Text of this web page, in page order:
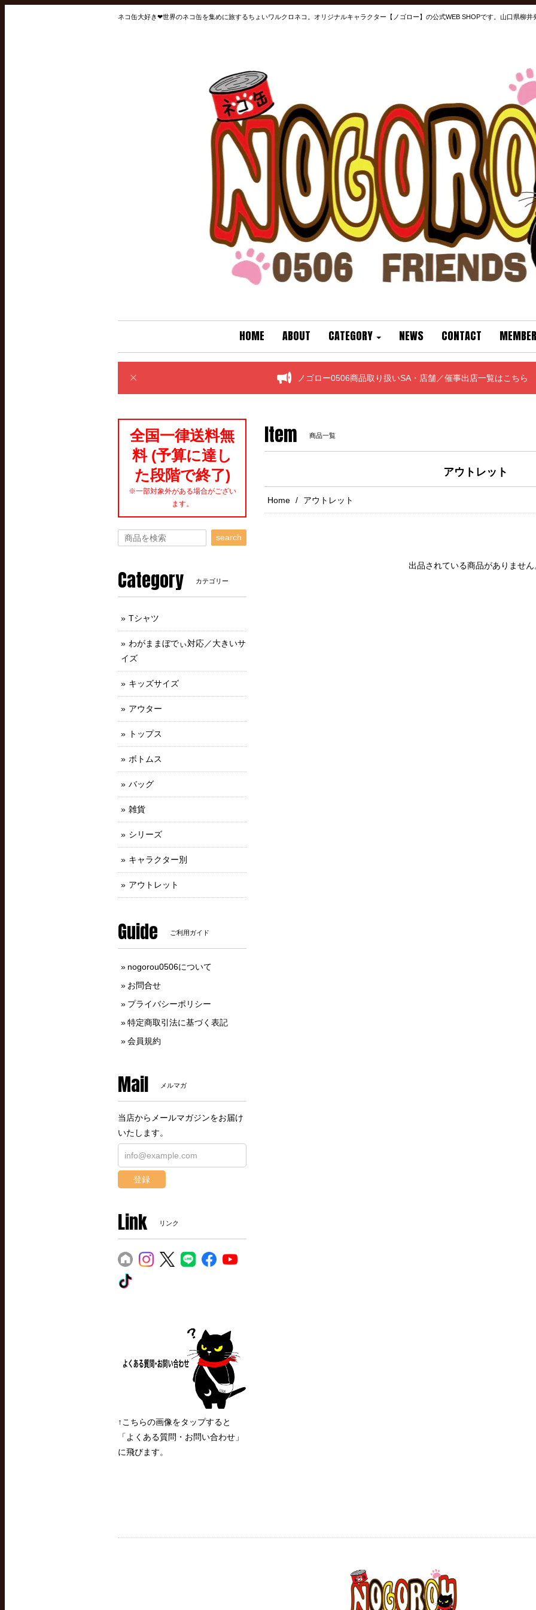
ネコ缶大好き❤世界のネコ缶を集めに旅するちょいワルクロネコ。オリジナルキャラクター【ノゴロー】の公式WEB SHOPです。山口県柳
HOME ABOUT CATEGORY NEWS CONTACT
ノゴロー0506商品取り扱いSA・店舗／催事出店一覧はこちら
Item 商品一覧
アウトレット
Home アウトレット
出品されている商品がありません
全国一律送料無
料 (予算に達し
た段階で終了)
※一部対象外がある場合がござい
ます。
search
Category カテゴリー
Tシャツ
わがままぼでぃ対応／大きいサ
イズ
キッズサイズ
アウター
トップス
ボトムス
バッグ
雑貨
シリーズ
キャラクター別
アウトレット
Guide ご利用ガイド
nogorou0506について
お問合せ
プライバシーポリシー
特定商取引法に基づく表記
会員規約
Mail メルマガ
当店からメールマガジンをお届け
いたします。
登録
Link リンク
↑こちらの画像をタップすると
「よくある質問・お問い合わせ」
に飛びます。